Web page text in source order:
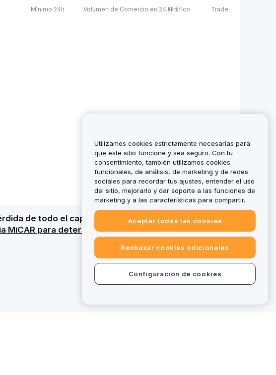
Mínimo 24h Volumen de Comercio en 24 HGráfico Trade
de todo el capital. Para obtener un resumen
MiCAR para determinados servicios, algunas ofertas en
Utilizamos cookies estrictamente necesarias para
que este sitio funcione y sea seguro. Con tu
consentimiento, también utilizamos cookies
funcionales, de análisis, de marketing y de redes
sociales para recordar tus ajustes, entender el uso
del sitio, mejorarlo y dar soporte a las funciones de
marketing y a las características para compartir.
Aceptar todas las cookies
Rechazar cookies adicionales
Configuración de cookies